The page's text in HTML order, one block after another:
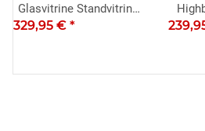
Glasvitrine Standvitrine
Schrank in weiß
329,95 € *